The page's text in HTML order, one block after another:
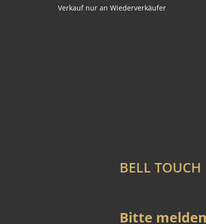
Verkauf nur an Wiederverkäufer
BELL TOUCH
Bitte